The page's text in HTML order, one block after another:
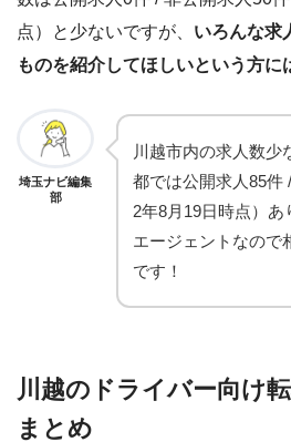
点）と少ないですが、 いろんな求
ものを紹介してほしいという方に
埼玉ナビ編集
部
川越市内の求人数少
都では公開求人85件
2年8月19日時点）
エージェントなので
です！
川越のドライバー向け
まとめ